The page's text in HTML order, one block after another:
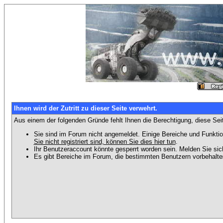
Ihnen wird der Zutritt zu dieser Seite verwehrt.
Aus einem der folgenden Gründe fehlt Ihnen die Berechtigung, diese
Sie sind im Forum nicht angemeldet. Einige Bereiche und
Sie nicht registriert sind, können Sie dies hier tun.
Ihr Benutzeraccount könnte gesperrt worden sein. Melden Sie
Es gibt Bereiche im Forum, die bestimmten Benutzern